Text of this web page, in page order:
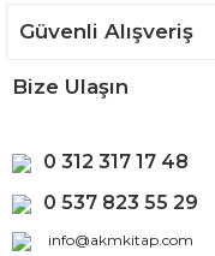
Güvenli Alışveriş
Bize Ulaşın
0 312 317 17 48
0 537 823 55 29
info@akmkitap.com